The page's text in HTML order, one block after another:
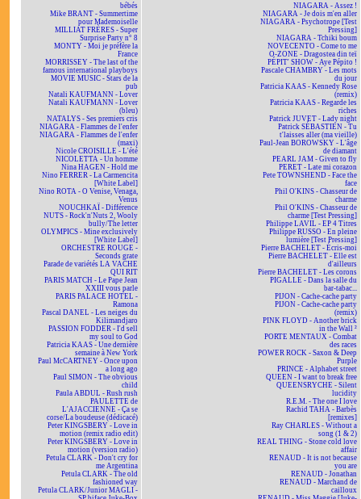
bébés
Mike BRANT - Summertime
pour Mademoiselle
MILLIAT FRÈRES - Super
Surprise Party n° 8
MONTY - Moi je préfère la
France
MORRISSEY - The last of the
famous international playboys
MOVIE MUSIC - Stars de la
pub
Natali KAUFMANN - Lover
Natali KAUFMANN - Lover
(bleu)
NATALYS - Ses premiers cris
NIAGARA - Flammes de l'enfer
NIAGARA - Flammes de l'enfer
(maxi)
Nicole CROISILLE - L'été
NICOLETTA - Un homme
Nina HAGEN - Hold me
Nino FERRER - La Carmencita
[White Label]
Nino ROTA - O Venise, Venaga,
Venus
NOUCHKAÏ - Différence
NUTS - Rock'n'Nuts 2, Wooly
bully/The letter
OLYMPICS - Mine exclusively
[White Label]
ORCHESTRE ROUGE -
Seconds grate
Parade de variétés LA VACHE
QUI RIT
PARIS MATCH - Le Pape Jean
XXIII vous parle
PARIS PALACE HOTEL -
Ramona
Pascal DANEL - Les neiges du
Kilimandjaro
PASSION FODDER - I'd sell
my soul to God
Patricia KAAS - Une dernière
semaine à New York
Paul McCARTNEY - Once upon
a long ago
Paul SIMON - The obvious
child
Paula ABDUL - Rush rush
PAULETTE de
L'AJACCIENNE - Ça se
corse/La boudeuse (dédicacé)
Peter KINGSBERY - Love in
motion (remix radio edit)
Peter KINGSBERY - Love in
motion (version radio)
Petula CLARK - Don't cry for
me Argentina
Petula CLARK - The old
fashioned way
Petula CLARK/Junior MAGLI -
NIAGARA - Assez !
NIAGARA - Je dois m'en aller
NIAGARA - Psychotrope [Test
Pressing]
NIAGARA - Tchiki boum
NOVECENTO - Come to me
O-ZONE - Dragostea din teï
PÉPIT' SHOW - Aye Pépito !
Pascale CHAMBRY - Les mots
du jour
Patricia KAAS - Kennedy Rose
(remix)
Patricia KAAS - Regarde les
riches
Patrick JUVET - Lady night
Patrick SÉBASTIEN - Tu
t'laisses aller (ma vieille)
Paul-Jean BOROWSKY - L'âge
de diamant
PEARL JAM - Given to fly
PERET - Late mi corazon
Pete TOWNSHEND - Face the
face
Phil O'KINS - Chasseur de
charme
Phil O'KINS - Chasseur de
charme [Test Pressing]
Philippe LAVIL - EP 4 Titres
Philippe RUSSO - En pleine
lumière [Test Pressing]
Pierre BACHELET - Écris-moi
Pierre BACHELET - Elle est
d'ailleurs
Pierre BACHELET - Les corons
PIGALLE - Dans la salle du
bar-tabac...
PIJON - Cache-cache party
PIJON - Cache-cache party
(remix)
PINK FLOYD - Another brick
in the Wall ²
PORTE MENTAUX - Combat
des races
POWER ROCK - Saxon & Deep
Purple
PRINCE - Alphabet street
QUEEN - I want to break free
QUEENSRYCHE - Silent
lucidity
R.E.M. - The one I love
Rachid TAHA - Barbès
[remixes]
Ray CHARLES - Without a
song (1 & 2)
REAL THING - Stone cold love
affair
RENAUD - It is not because
you are
RENAUD - Jonathan
RENAUD - Marchand de
cailloux